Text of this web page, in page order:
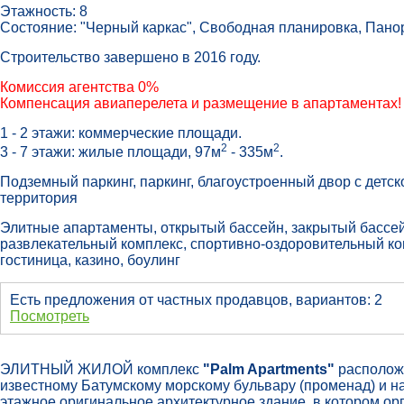
Этажность: 8
Состояние: "Черный каркас", Свободная планировка,
Строительство завершено в 2016 году.
Комиссия агентства 0%
Компенсация авиаперелета и размещение в апартаментах!
1 - 2 этажи: коммерческие площади.
3 - 7 этажи: жилые площади, 97м2 - 335м2.
Подземный паркинг, паркинг, благоустроенный двор с
территория
Элитные апартаменты, открытый бассейн, закрытый
развлекательный комплекс, спортивно-оздоровительный
гостиница, казино, боулинг
Есть предложения от частных продавцов, вариантов: 2
Посмотреть
ЭЛИТНЫЙ ЖИЛОЙ комплекс "Palm Apartments"
известному Батумскому морскому бульвару (променад) и